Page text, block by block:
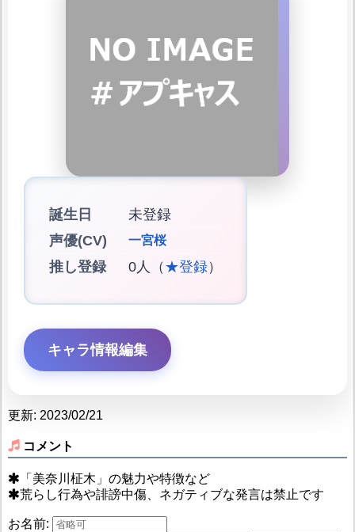
誕生日
未登録
声優(CV)
一宮桜
推し登録 0人（ ★登録）
キャラ情報編集
更新: 2023/02/21
コメント
「美奈川柾木」の魅力や特徴など
荒らし行為や誹謗中傷、ネガティブな発言は禁止です
お名前: